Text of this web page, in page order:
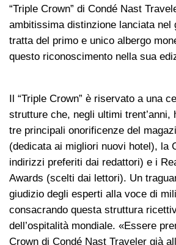
“Triple Crown” di Condé Nast
ambitissima distinzione lanciata nel
tratta del primo e unico albergo
questo riconoscimento nella sua
Il “Triple Crown” è riservato a una
strutture che, negli ultimi trent’anni,
tre principali onorificenze del
(dedicata ai migliori nuovi hotel), la
indirizzi preferiti dai redattori) e i
Awards (scelti dai lettori). Un
giudizio degli esperti alla voce di
consacrando questa struttura
dell’ospitalità mondiale. «Essere
Crown di Condé Nast Traveler già